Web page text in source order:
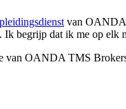
van OANDA
Ik begrijp dat ik me op elk
OANDA TMS